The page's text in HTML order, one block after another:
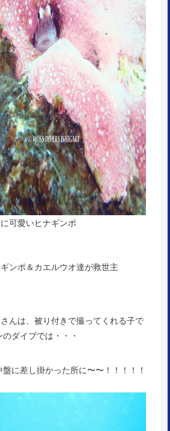
可愛いヒナギンポ
ンポ＆カエルウオ達が救世主
んは、被り付きで撮ってくれる子で
ダイブでは・・・
盤に差し掛かった所に〜〜！！！！！